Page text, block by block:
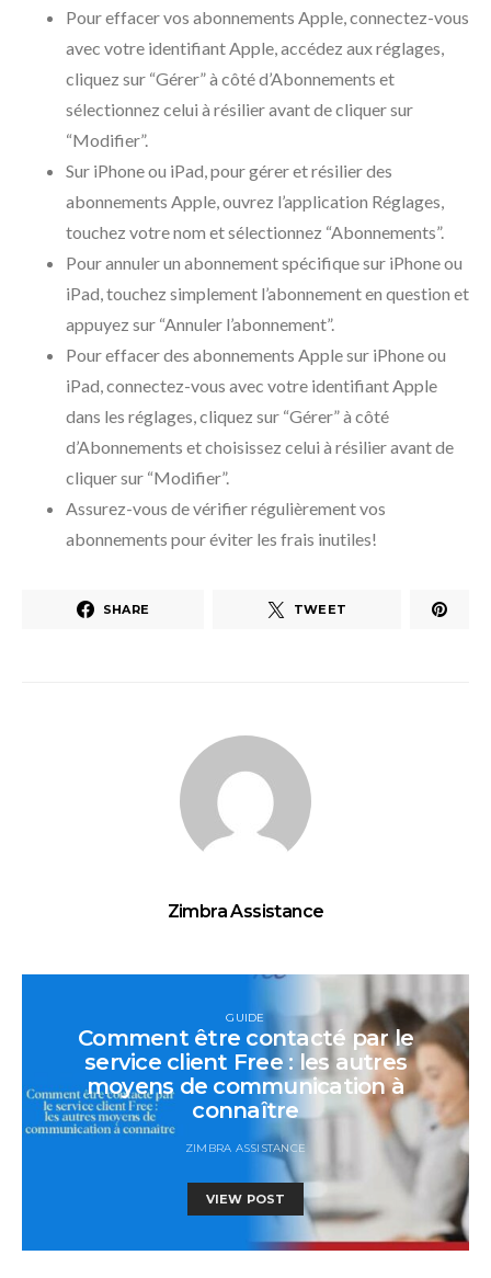
Pour effacer vos abonnements Apple, connectez-vous
avec votre identifiant Apple, accédez aux réglages,
cliquez sur “Gérer” à côté d’Abonnements et
sélectionnez celui à résilier avant de cliquer sur
“Modifier”.
Sur iPhone ou iPad, pour gérer et résilier des
abonnements Apple, ouvrez l’application Réglages,
touchez votre nom et sélectionnez “Abonnements”.
Pour annuler un abonnement spécifique sur iPhone ou
iPad, touchez simplement l’abonnement en question et
appuyez sur “Annuler l’abonnement”.
Pour effacer des abonnements Apple sur iPhone ou
iPad, connectez-vous avec votre identifiant Apple
dans les réglages, cliquez sur “Gérer” à côté
d’Abonnements et choisissez celui à résilier avant de
cliquer sur “Modifier”.
Assurez-vous de vérifier régulièrement vos
abonnements pour éviter les frais inutiles!
SHARE TWEET
Zimbra Assistance
GUIDE
Comment être contacté par le
service client Free : les autres
moyens de communication à
connaître
ZIMBRA ASSISTANCE
VIEW POST